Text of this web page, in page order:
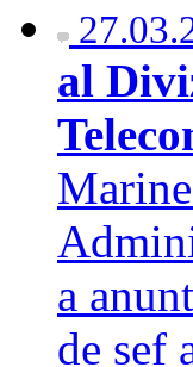
al
a
de sef